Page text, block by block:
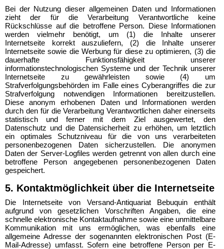
Bei der Nutzung dieser allgemeinen Daten und Informationen
zieht der für die Verarbeitung Verantwortliche keine
Rückschlüsse auf die betroffene Person. Diese Informationen
werden vielmehr benötigt, um (1) die Inhalte unserer
Internetseite korrekt auszuliefern, (2) die Inhalte unserer
Internetseite sowie die Werbung für diese zu optimieren, (3) die
dauerhafte Funktionsfähigkeit unserer
informationstechnologischen Systeme und der Technik unserer
Internetseite zu gewährleisten sowie (4) um
Strafverfolgungsbehörden im Falle eines Cyberangriffes die zur
Strafverfolgung notwendigen Informationen bereitzustellen.
Diese anonym erhobenen Daten und Informationen werden
durch den für die Verarbeitung Verantwortlichen daher einerseits
statistisch und ferner mit dem Ziel ausgewertet, den
Datenschutz und die Datensicherheit zu erhöhen, um letztlich
ein optimales Schutzniveau für die von uns verarbeiteten
personenbezogenen Daten sicherzustellen. Die anonymen
Daten der Server-Logfiles werden getrennt von allen durch eine
betroffene Person angegebenen personenbezogenen Daten
gespeichert.
5. Kontaktmöglichkeit über die Internetseite
Die Internetseite von Versand-Antiquariat Bebuquin enthält
aufgrund von gesetzlichen Vorschriften Angaben, die eine
schnelle elektronische Kontaktaufnahme sowie eine unmittelbare
Kommunikation mit uns ermöglichen, was ebenfalls eine
allgemeine Adresse der sogenannten elektronischen Post (E-
Mail-Adresse) umfasst. Sofern eine betroffene Person per E-